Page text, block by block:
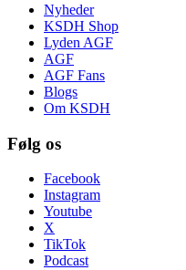
Nyheder
KSDH Shop
Lyden AGF
AGF
AGF Fans
Blogs
Om KSDH
Følg os
Facebook
Instagram
Youtube
X
TikTok
Podcast